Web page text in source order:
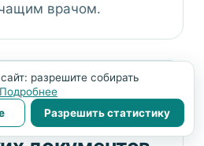
врачом.
разрешите собирать
Подробнее
Разрешить статистику